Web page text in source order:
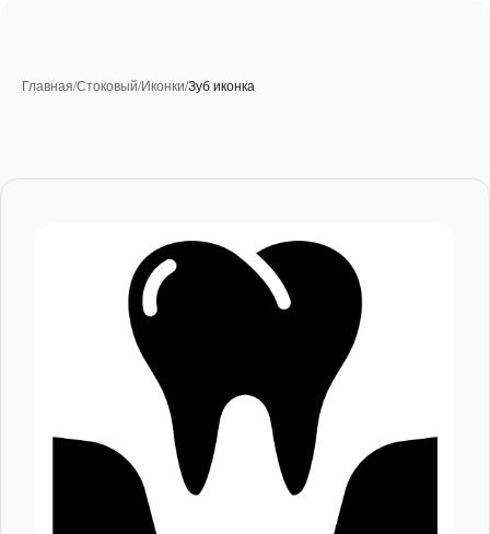
Главная/Стоковый/Иконки/Зуб иконка